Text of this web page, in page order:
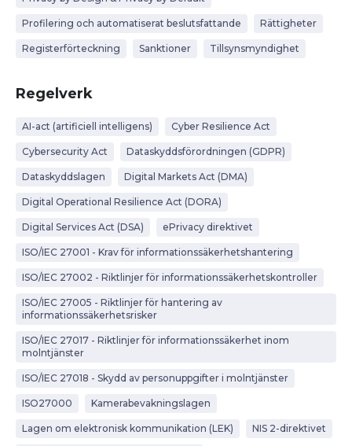
Profilering och automatiserat beslutsfattande Rättigheter
Registerförteckning Sanktioner Tillsynsmyndighet
Regelverk
AI-act (artificiell intelligens) Cyber Resilience Act
Cybersecurity Act Dataskyddsförordningen (GDPR)
Dataskyddslagen Digital Markets Act (DMA)
Digital Operational Resilience Act (DORA)
Digital Services Act (DSA) ePrivacy direktivet
ISO/IEC 27001 - Krav för informationssäkerhetshantering
ISO/IEC 27002 - Riktlinjer för informationssäkerhetskontroller
ISO/IEC 27005 - Riktlinjer för hantering av
informationssäkerhetsrisker
ISO/IEC 27017 - Riktlinjer för informationssäkerhet inom
molntjänster
ISO/IEC 27018 - Skydd av personuppgifter i molntjänster
ISO27000 Kamerabevakningslagen
Lagen om elektronisk kommunikation (LEK) NIS 2-direktivet